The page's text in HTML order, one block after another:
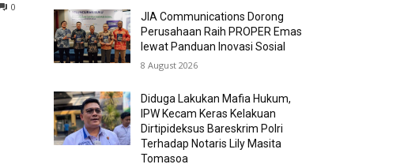
0
JIA Communications Dorong
Perusahaan Raih PROPER Emas
lewat Panduan Inovasi Sosial
8 August 2026
Diduga Lakukan Mafia Hukum,
IPW Kecam Keras Kelakuan
Dirtipideksus Bareskrim Polri
Terhadap Notaris Lily Masita
Tomasoa